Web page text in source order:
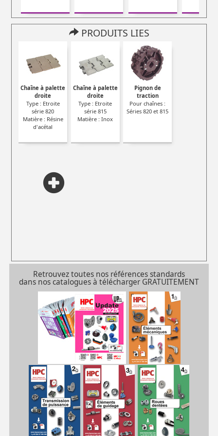
PRODUITS LIES
Chaîne à palette
droite
Type : Etroite
série 820
Matière : Résine
d'acétal
Chaîne à palette
droite
Type : Etroite
série 815
Matière : Inox
Pignon de
traction
Pour chaînes :
Séries 820 et 815
Retrouvez toutes nos références standards
dans nos catalogues à télécharger GRATUITEMENT